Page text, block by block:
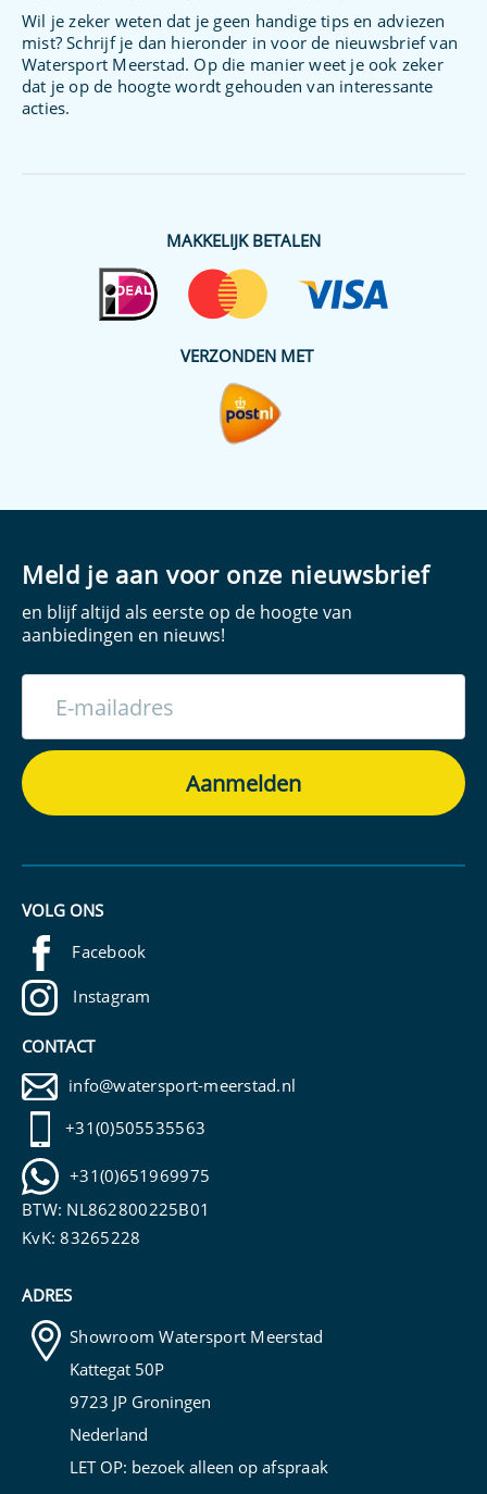
Wil je zeker weten dat je geen handige tips en adviezen
mist? Schrijf je dan hieronder in voor de nieuwsbrief van
Watersport Meerstad. Op die manier weet je ook zeker
dat je op de hoogte wordt gehouden van interessante
acties.
MAKKELIJK BETALEN
VERZONDEN MET
Meld je aan voor onze nieuwsbrief
en blijf altijd als eerste op de hoogte van
aanbiedingen en nieuws!
VOLG ONS
Facebook
Instagram
CONTACT
info@watersport-meerstad.nl
+31(0)505535563
+31(0)651969975
BTW: NL862800225B01
KvK: 83265228
ADRES
Showroom Watersport Meerstad
Kattegat 50P
9723 JP Groningen
Nederland
LET OP: bezoek alleen op afspraak